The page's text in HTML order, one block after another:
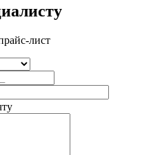
лист